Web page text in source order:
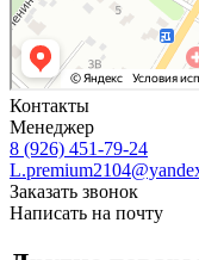
Контакты
Менеджер
8 (926) 451-79-24
Заказать звонок
Написать на почту